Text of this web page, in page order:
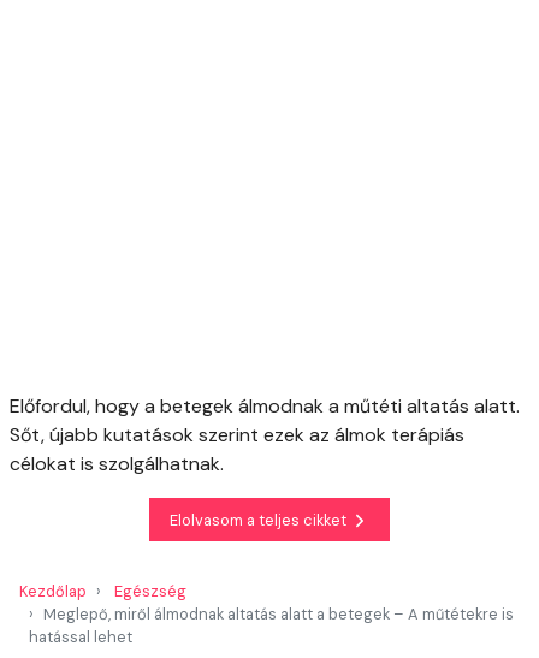
Előfordul, hogy a betegek álmodnak a műtéti altatás alatt.
Sőt, újabb kutatások szerint ezek az álmok terápiás
célokat is szolgálhatnak.
Elolvasom a teljes cikket
Kezdőlap
Egészség
Meglepő, miről álmodnak altatás alatt a betegek – A műtétekre is
hatással lehet